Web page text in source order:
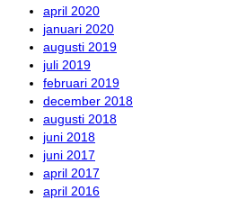
april 2020
januari 2020
augusti 2019
juli 2019
februari 2019
december 2018
augusti 2018
juni 2018
juni 2017
april 2017
april 2016